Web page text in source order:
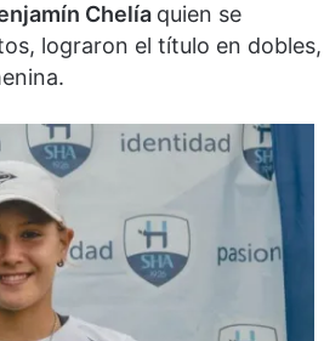
Chelía quien se
lograron el título en dobles,